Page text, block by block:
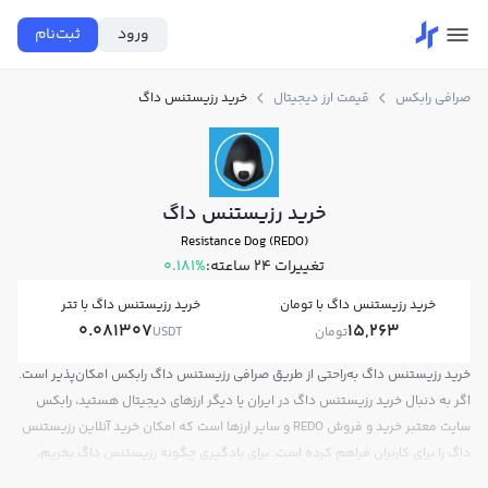
ورود ثبت‌نام
صرافی رابکس قیمت ارز دیجیتال خرید رزیستنس داگ
خرید رزیستنس داگ
Resistance Dog (REDO)
تغییرات ۲۴ ساعته: 0.181%
خرید رزیستنس داگ با تومان
15,263تومان
خرید رزیستنس داگ با تتر
0.081307USDT
خرید رزیستنس داگ به‌راحتی از طریق صرافی رزیستنس داگ رابکس امکان‌پذیر است.
اگر به دنبال خرید رزیستنس داگ در ایران یا دیگر ارزهای دیجیتال هستید، رابکس
سایت معتبر خرید و فروش REDO و سایر ارزها است که امکان خرید آنلاین رزیستنس
داگ را برای کاربران فراهم کرده است. برای یادگیری چگونه رزیستنس داگ بخریم،